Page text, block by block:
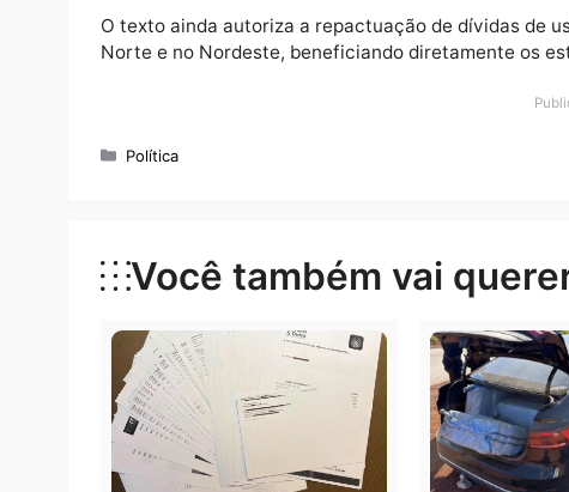
regras de redução tarifária para
aprovados estão a prorrogação de
paga) e mecanismos de negociação para
Categorias
Política